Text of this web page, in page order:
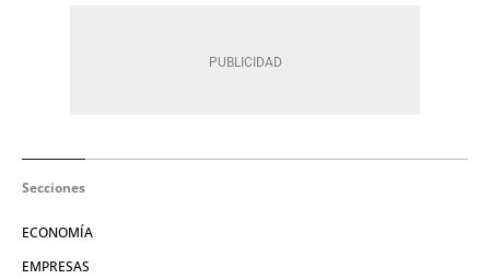
Secciones
ECONOMÍA
EMPRESAS